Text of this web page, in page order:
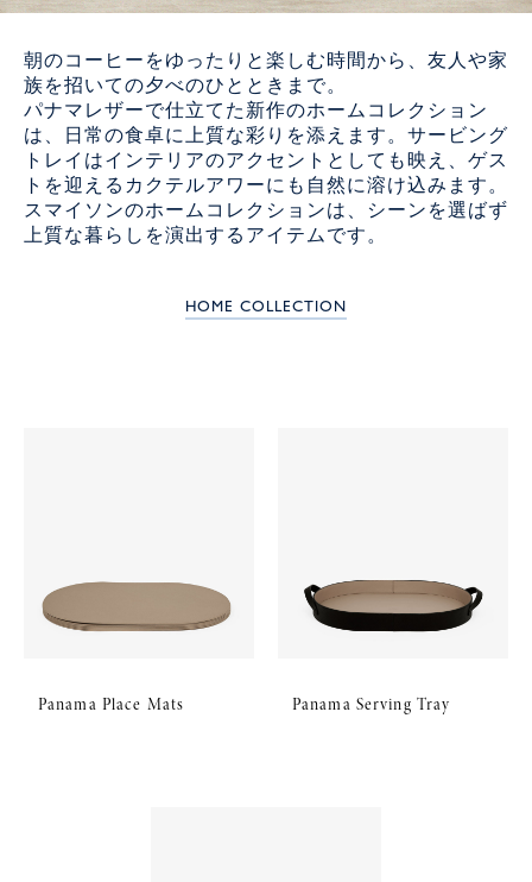
朝のコーヒーをゆったりと楽しむ時間から、友人や家
族を招いての夕べのひとときまで。
パナマレザーで仕立てた新作のホームコレクション
は、日常の食卓に上質な彩りを添えます。サービング
トレイはインテリアのアクセントとしても映え、ゲス
トを迎えるカクテルアワーにも自然に溶け込みます。
スマイソンのホームコレクションは、シーンを選ばず
上質な暮らしを演出するアイテムです。
HOME COLLECTION
Panama Place Mats Panama Serving Tray